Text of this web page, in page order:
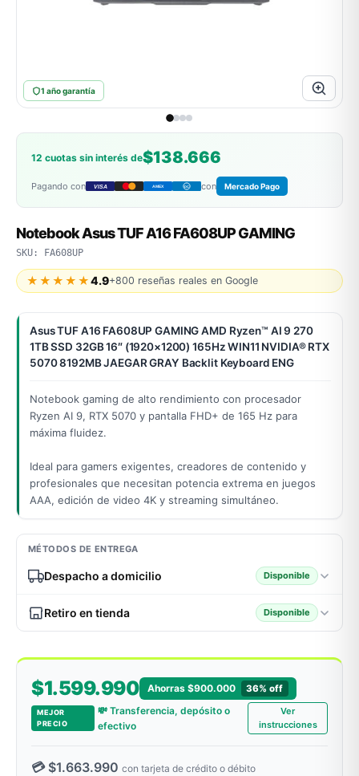
→
1 año garantía
12 cuotas sin interés de$138.666
Pagando con VISA AMEX DC con Mercado Pago
Notebook Asus TUF A16 FA608UP GAMING
SKU: FA608UP
★★★★★4.9+800 reseñas reales en Google
Asus TUF A16 FA608UP GAMING AMD Ryzen™ AI 9 270
1TB SSD 32GB 16″ (1920×1200) 165Hz WIN11 NVIDIA® RTX
5070 8192MB JAEGAR GRAY Backlit Keyboard ENG
Notebook gaming de alto rendimiento con procesador
Ryzen AI 9, RTX 5070 y pantalla FHD+ de 165 Hz para
máxima fluidez.
Ideal para gamers exigentes, creadores de contenido y
profesionales que necesitan potencia extrema en juegos
AAA, edición de video 4K y streaming simultáneo.
MÉTODOS DE ENTREGA
Despacho a domicilio Disponible
Retiro en tienda Disponible
$1.599.990 Ahorras $900.000 36% off
MEJOR
PRECIO
💸 Transferencia, depósito o
efectivo
Ver
instrucciones
💳 $1.663.990 con tarjeta de crédito o débito